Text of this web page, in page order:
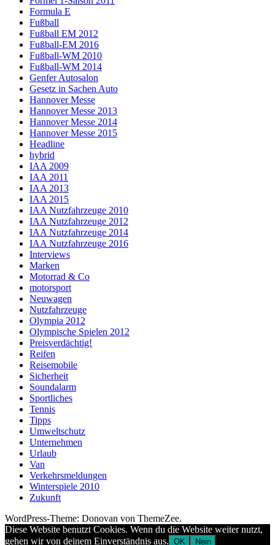
Formula E
Fußball
Fußball EM 2012
Fußball-EM 2016
Fußball-WM 2010
Fußball-WM 2014
Genfer Autosalon
Gesetz in Sachen Auto
Hannover Messe
Hannover Messe 2013
Hannover Messe 2014
Hannover Messe 2015
Headline
hybrid
IAA 2009
IAA 2011
IAA 2013
IAA 2015
IAA Nutzfahrzeuge 2010
IAA Nutzfahrzeuge 2012
IAA Nutzfahrzeuge 2014
IAA Nutzfahrzeuge 2016
Interviews
Marken
Motorrad & Co
motorsport
Neuwagen
Nutzfahrzeuge
Olympia 2012
Olympische Spielen 2012
Preisverdächtig!
Reifen
Reisemobile
Sicherheit
Soundalarm
Sportliches
Tennis
Tipps
Umweltschutz
Unternehmen
Urlaub
Van
Verkehrsmeldungen
Winterspiele 2010
Zukunft
WordPress-Theme: Donovan von ThemeZee.
Diese Website benutzt Cookies. Wenn du die Website weiter nutzt,
gehen wir von deinem Einverständnis aus. OK Nein